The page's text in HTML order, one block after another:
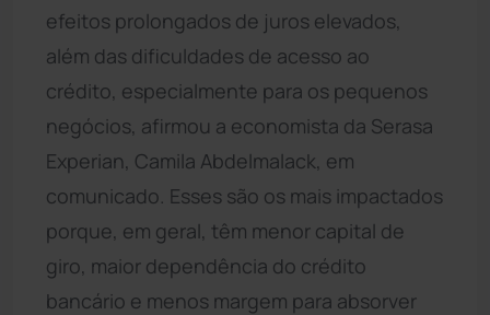
efeitos prolongados de juros elevados,
além das dificuldades de acesso ao
crédito, especialmente para os pequenos
negócios, afirmou a economista da Serasa
Experian, Camila Abdelmalack, em
comunicado. Esses são os mais impactados
porque, em geral, têm menor capital de
giro, maior dependência do crédito
bancário e menos margem para absorver